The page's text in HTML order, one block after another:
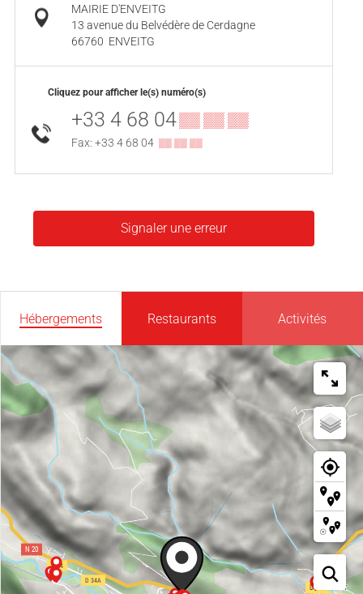
MAIRIE D'ENVEITG
13 avenue du Belvédère de Cerdagne
66760 ENVEITG
Cliquez pour afficher le(s) numéro(s)
+33 4 68 04▒▒ ▒▒ ▒▒
Fax: +33 4 68 04 ▒▒ ▒▒ ▒▒
Signaler une erreur
Hébergements Restaurants Activités